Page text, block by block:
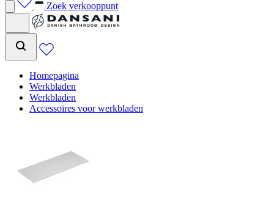
Zoek verkooppunt
Homepagina
Werkbladen
Werkbladen
Accessoires voor werkbladen